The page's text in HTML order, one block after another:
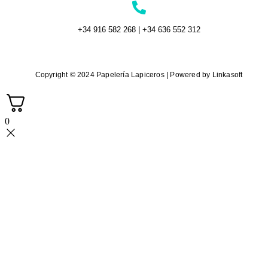
+34 916 582 268 | +34 636 552 312
Copyright © 2024 Papelería Lapiceros | Powered by Linkasoft
0